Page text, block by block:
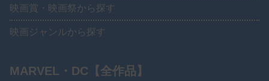
映画賞・映画祭から探す
映画ジャンルから探す
MARVEL・DC【全作品】